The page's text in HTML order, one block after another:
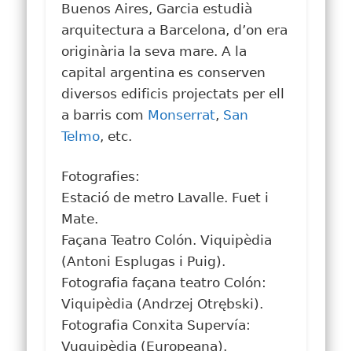
Buenos Aires, Garcia estudià
arquitectura a Barcelona, d’on era
originària la seva mare. A la
capital argentina es conserven
diversos edificis projectats per ell
a barris com Monserrat, San
Telmo, etc.
Fotografies:
Estació de metro Lavalle. Fuet i
Mate.
Façana Teatro Colón. Viquipèdia
(Antoni Esplugas i Puig).
Fotografia façana teatro Colón:
Viquipèdia (Andrzej Otrębski).
Fotografia Conxita Supervía:
Vuquipèdia (Europeana).